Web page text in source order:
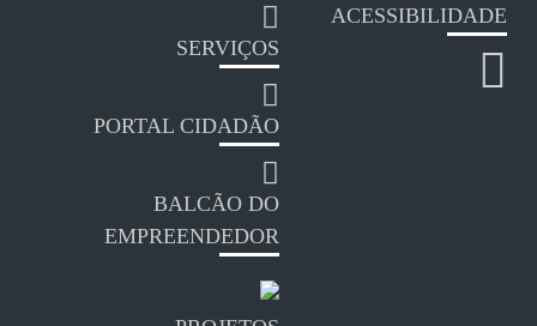
ACESSIBILIDADE
SERVIÇOS
PORTAL CIDADÃO
BALCÃO DO
EMPREENDEDOR